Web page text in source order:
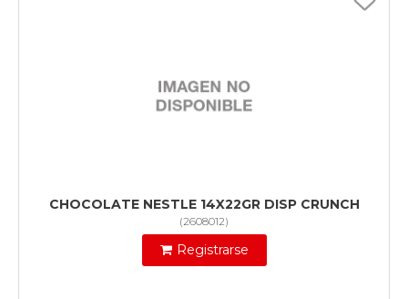
CHOCOLATE NESTLE 14X22GR DISP CRUNCH
(2608012)
Registrarse